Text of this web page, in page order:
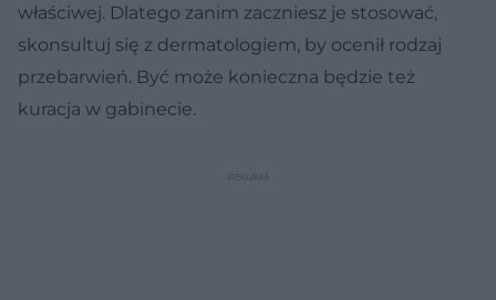
właściwej. Dlatego zanim zaczniesz je stosować,
skonsultuj się z dermatologiem, by ocenił rodzaj
przebarwień. Być może konieczna będzie też
kuracja w gabinecie.